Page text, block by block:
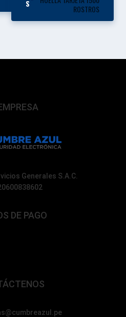
S
ROSTROS
Generales S.A.C.
DE PAGO